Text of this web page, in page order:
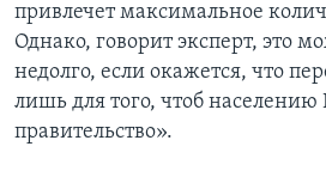
привлечет максимальное
Однако, говорит эксперт, это
недолго, если окажется, что
лишь для того, чтоб населению
правительство».